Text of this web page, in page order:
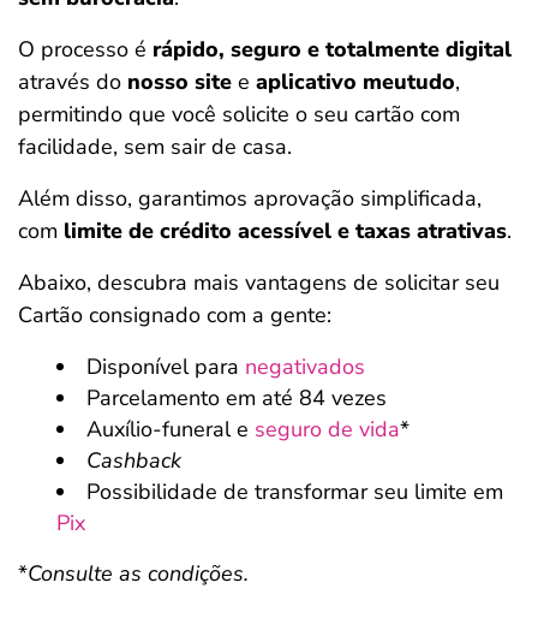
O processo é rápido, seguro e totalmente digital
através do nosso site e aplicativo meutudo,
permitindo que você solicite o seu cartão com
facilidade, sem sair de casa.
Além disso, garantimos aprovação simplificada,
com limite de crédito acessível e taxas atrativas.
Abaixo, descubra mais vantagens de solicitar seu
Cartão consignado com a gente:
Disponível para negativados
Parcelamento em até 84 vezes
Auxílio-funeral e seguro de vida*
Cashback
Possibilidade de transformar seu limite em
Pix
*Consulte as condições.